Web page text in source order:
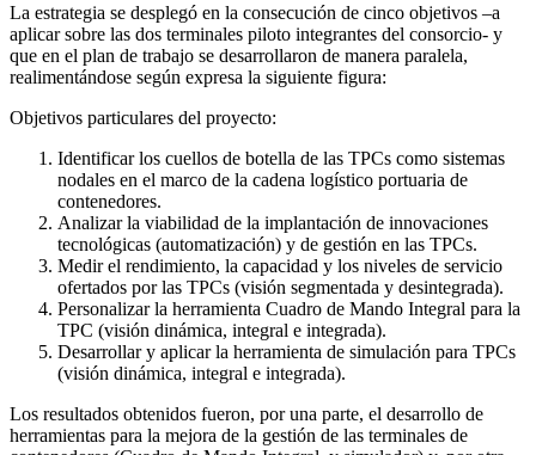
La estrategia se desplegó en la consecución de cinco objetivos –a
aplicar sobre las dos terminales piloto integrantes del consorcio- y
que en el plan de trabajo se desarrollaron de manera paralela,
realimentándose según expresa la siguiente figura:
Objetivos particulares del proyecto:
Identificar los cuellos de botella de las TPCs como sistemas
nodales en el marco de la cadena logístico portuaria de
contenedores.
Analizar la viabilidad de la implantación de innovaciones
tecnológicas (automatización) y de gestión en las TPCs.
Medir el rendimiento, la capacidad y los niveles de servicio
ofertados por las TPCs (visión segmentada y desintegrada).
Personalizar la herramienta Cuadro de Mando Integral para la
TPC (visión dinámica, integral e integrada).
Desarrollar y aplicar la herramienta de simulación para TPCs
(visión dinámica, integral e integrada).
Los resultados obtenidos fueron, por una parte, el desarrollo de
herramientas para la mejora de la gestión de las terminales de